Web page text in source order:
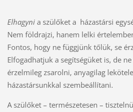
Elhagynia szülőket a házastársi
Nem földrajzi, hanem lelki
Fontos, hogy ne függjünk tőlük, se
Elfogadhatjuk a segítségüket is, de
érzelmileg zsarolni, anyagilag
házastársunkkal szembeállítani.
A szülőket – természetesen –